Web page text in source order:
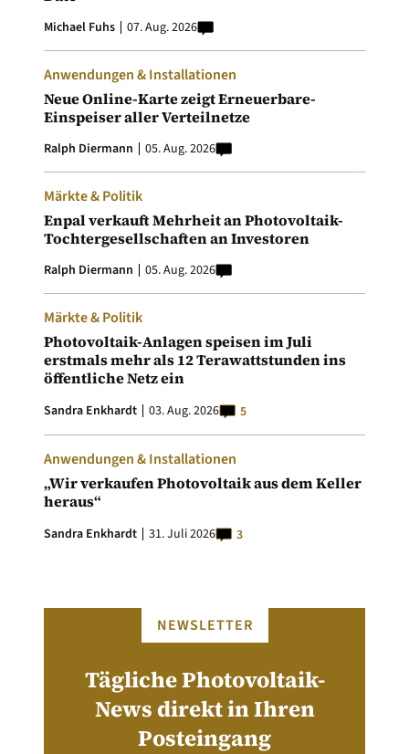
Michael Fuhs 07. Aug. 2026
Anwendungen & Installationen
Neue Online-Karte zeigt Erneuerbare-
Einspeiser aller Verteilnetze
Ralph Diermann 05. Aug. 2026
Märkte & Politik
Enpal verkauft Mehrheit an Photovoltaik-
Tochtergesellschaften an Investoren
Ralph Diermann 05. Aug. 2026
Märkte & Politik
Photovoltaik-Anlagen speisen im Juli
erstmals mehr als 12 Terawattstunden ins
öffentliche Netz ein
Sandra Enkhardt 03. Aug. 2026 5
Anwendungen & Installationen
„Wir verkaufen Photovoltaik aus dem Keller
heraus“
Sandra Enkhardt 31. Juli 2026 3
NEWSLETTER
Tägliche Photovoltaik-
News direkt in Ihren
Posteingang